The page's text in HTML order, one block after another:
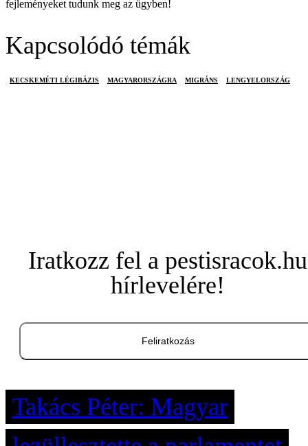
fejleményeket tudunk meg az ügyben!
Kapcsolódó témák
KECSKEMÉTI LÉGIBÁZIS MAGYARORSZÁGRA MIGRÁNS LENGYELORSZÁG
Iratkozz fel a pestisracok.hu
hírlevelére!
Feliratkozás
Takács Péter: Magyar